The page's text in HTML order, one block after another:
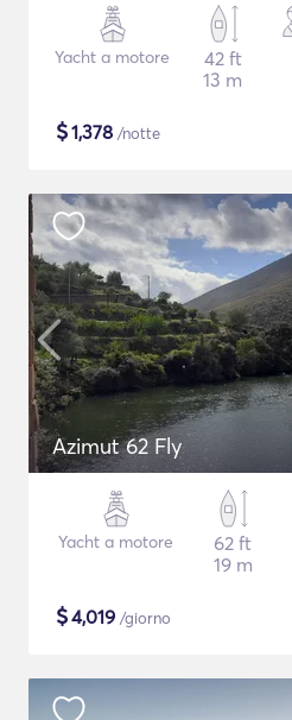
Yacht a motore
42 ft
13 m
$1,378 /notte
Azimut 62 Fly
Yacht a motore
62 ft
19 m
$4,019 /giorno